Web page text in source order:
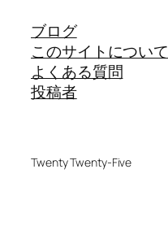
ブログ
このサイトについて
よくある質問
投稿者
Twenty Twenty-Five